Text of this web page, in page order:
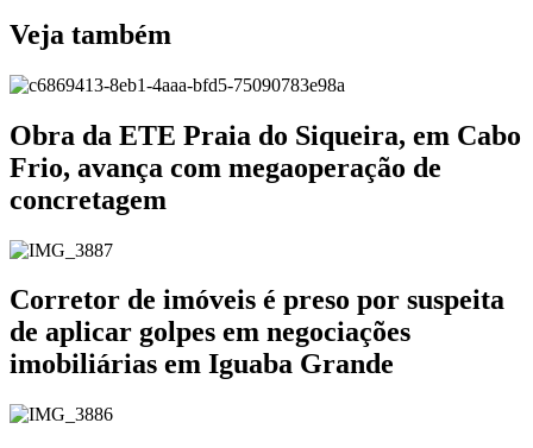
Veja também
Obra da ETE Praia do Siqueira, em Cabo
Frio, avança com megaoperação de
concretagem
Corretor de imóveis é preso por suspeita
de aplicar golpes em negociações
imobiliárias em Iguaba Grande